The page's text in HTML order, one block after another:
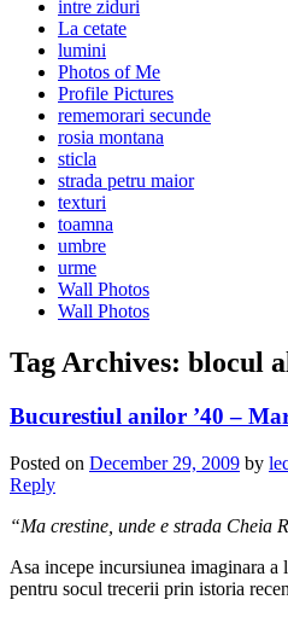
intre ziduri
La cetate
lumini
Photos of Me
Profile Pictures
rememorari secunde
rosia montana
sticla
strada petru maior
texturi
toamna
umbre
urme
Wall Photos
Wall Photos
Tag Archives: blocul
Bucurestiul anilor ’40 –
Posted on December 29, 2009 by
Reply
“Ma crestine, unde e strada Cheia
Asa incepe incursiunea imaginara
pentru socul trecerii prin istoria